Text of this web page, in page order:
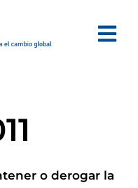
o derogar la